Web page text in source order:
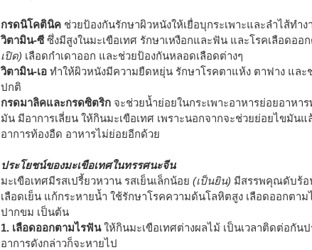
กรดนิโคตินิค ช่วยป้องกันรักษาผิวหนังให้เยื่อบุกระเพาะและลำไส้ทำ
วิตามิน-ซีซึ่งมีสูงในมะเขือเทศ รักษาเหงือกและฟัน และโรคเลือดออ
เปิด) เลือดกำเดาออก และช่วยป้องกันหลอดเลือดต่างๆ
วิตามิน-เอ ทำให้ผิวหนังมีความยืดหยุ่น รักษาโรคตาแห้ง ตาฟาง และ
ปกติ
กรดมาลิคและกรดซิตริก จะช่วยน้ำย่อยในกระเพาะอาหารย่อยอาหา
มัน มีอาการเลี่ยน ให้กินมะเขือเทศ เพราะนอกจากจะช่วยย่อยไขมันแ
อาการท้องอืด อาหารไม่ย่อยอีกด้วย
ประโยชน์ของมะเขือเทศในทรรศนะจีน
มะเขือเทศมีรสเปรี้ยวหวาน รสเย็นเล็กน้อย (เป็นยิน) มีสรรพคุณดับร้อ
เลือดเย็น แก้กระหายน้ำ ใช้รักษาโรคความด้นโลหิตสูง เลือดออกตา
ปากขม เป็นต้น
1. เลือดออกตามไรฟันให้กินมะเขือเทศต่างผลไม้ เป็นเวลาติดต่อกัน
อาการดังกล่าวก็จะหายไป